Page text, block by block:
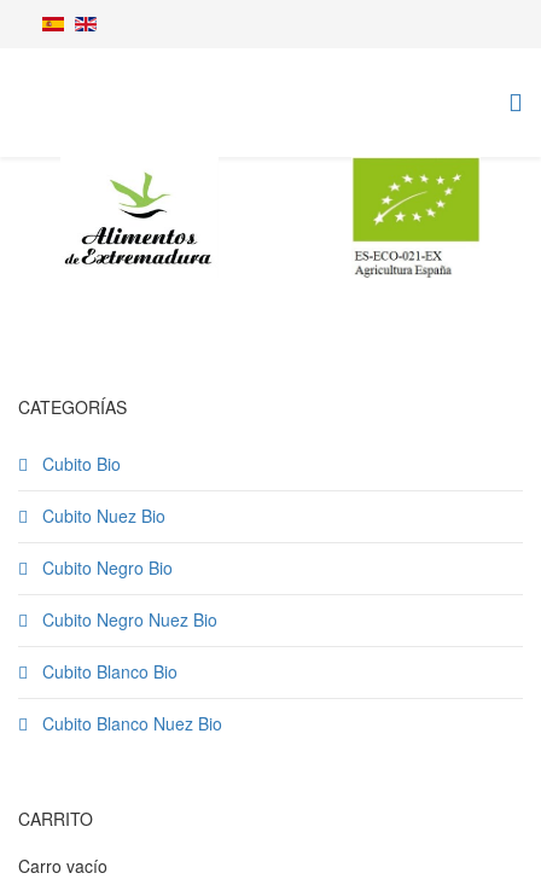
CATEGORÍAS
Cubito Bio
Cubito Nuez Bio
Cubito Negro Bio
Cubito Negro Nuez Bio
Cubito Blanco Bio
Cubito Blanco Nuez Bio
CARRITO
Carro vacío